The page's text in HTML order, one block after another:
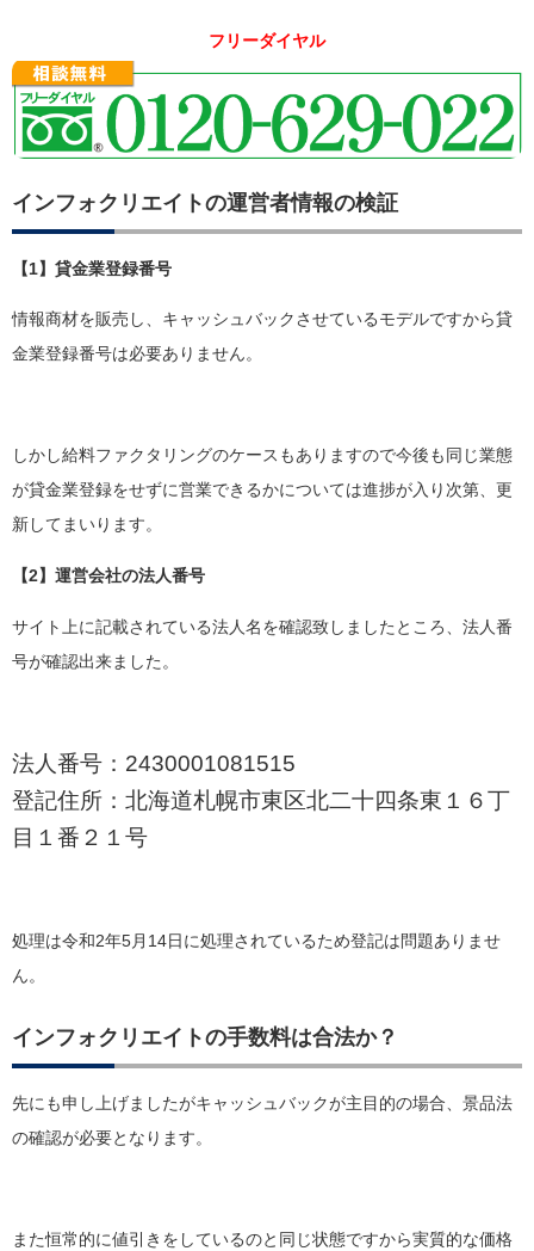
フリーダイヤル
インフォクリエイトの運営者情報の検証
【1】貸金業登録番号
情報商材を販売し、キャッシュバックさせているモデルですから貸
金業登録番号は必要ありません。
しかし給料ファクタリングのケースもありますので今後も同じ業態
が貸金業登録をせずに営業できるかについては進捗が入り次第、更
新してまいります。
【2】運営会社の法人番号
サイト上に記載されている法人名を確認致しましたところ、法人番
号が確認出来ました。
法人番号：2430001081515
登記住所：北海道札幌市東区北二十四条東１６丁
目１番２１号
処理は令和2年5月14日に処理されているため登記は問題ありませ
ん。
インフォクリエイトの手数料は合法か？
先にも申し上げましたがキャッシュバックが主目的の場合、景品法
の確認が必要となります。
また恒常的に値引きをしているのと同じ状態ですから実質的な価格